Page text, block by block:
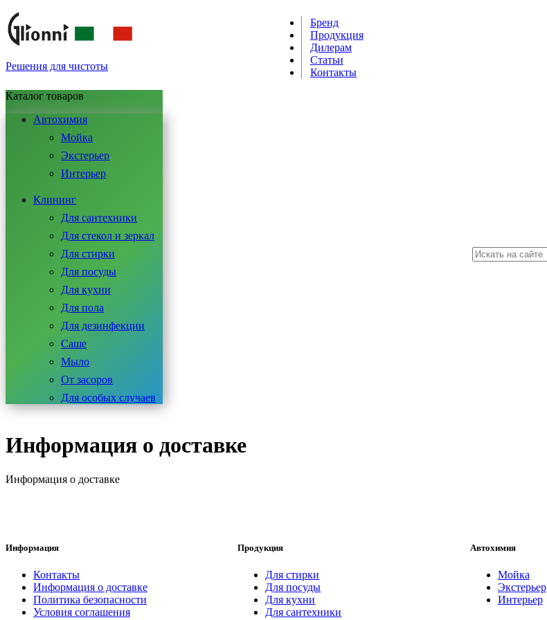
Решения для чистоты
Бренд
Продукция
Дилерам
Статьи
Контакты
Каталог товаров
Автохимия
Мойка
Экстерьер
Интерьер
Клининг
Для сантехники
Для стекол и зеркал
Для стирки
Для посуды
Для кухни
Для пола
Для дезинфекции
Саше
Мыло
От засоров
Для особых случаев
Информация о доставке
Информация о доставке
Информация
Контакты
Информация о доставке
Политика безопасности
Условия соглашения
Продукция
Для стирки
Для посуды
Для кухни
Для сантехники
Автохимия
Мойка
Экстерьер
Интерьер